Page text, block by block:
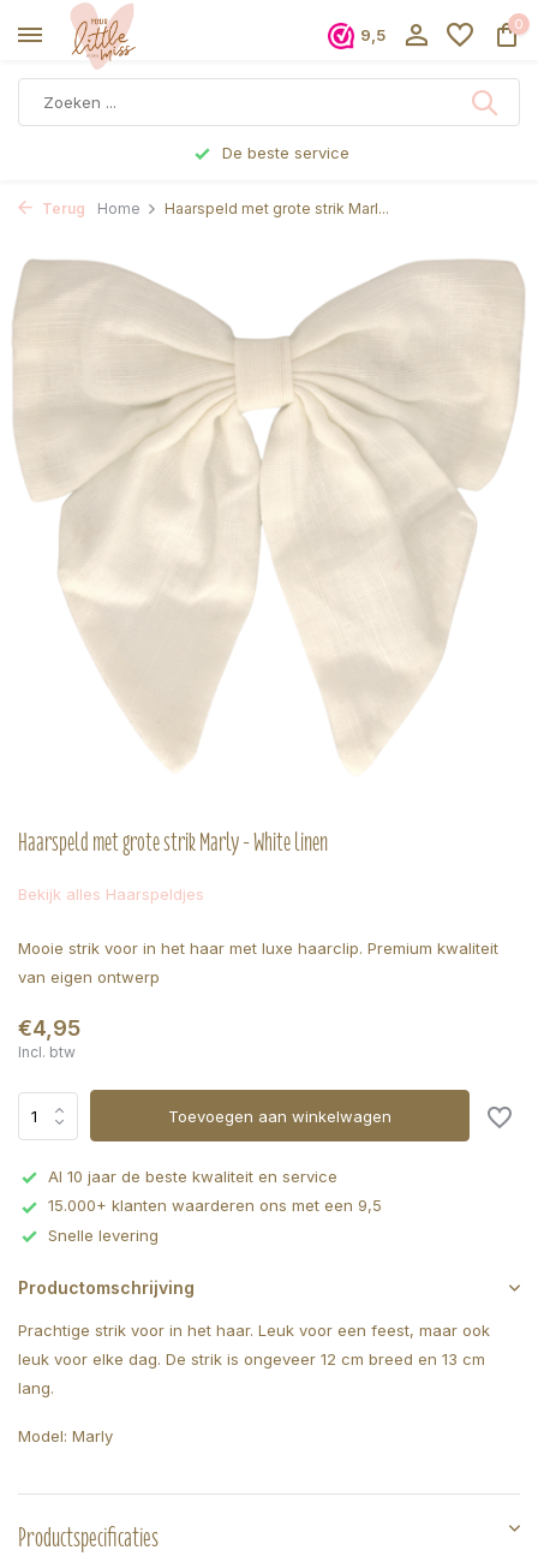
9,5
0
De beste service
Terug Home Haarspeld met grote strik Marl...
Haarspeld met grote strik Marly - White linen
Bekijk alles Haarspeldjes
Mooie strik voor in het haar met luxe haarclip. Premium kwaliteit
van eigen ontwerp
€4,95
Incl. btw
Toevoegen aan winkelwagen
Al 10 jaar de beste kwaliteit en service
15.000+ klanten waarderen ons met een 9,5
Snelle levering
Productomschrijving
Prachtige strik voor in het haar. Leuk voor een feest, maar ook
leuk voor elke dag. De strik is ongeveer 12 cm breed en 13 cm
lang.
Model: Marly
Productspecificaties